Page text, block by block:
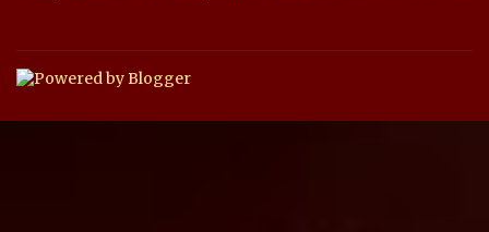
préstamo con opción de compra pero, por lo que se sabe, Banfield
busca vender al menos el 50% del pase por una cifra cercana a los
1,5 millones de dólares. El volante central titular del Banfield y